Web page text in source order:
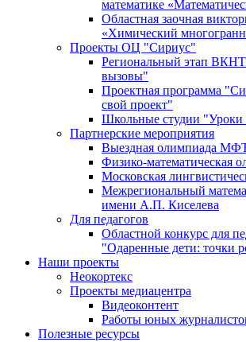
математике
Областная заочная
«Химический
Проекты ОЦ "Сириус"
Региональный этап
вызовы"
Проектная программа
свой проект"
Школьные студии "Уроки
Партнерские мероприятия
Выездная олимпиада
Физико-математическая
Московская
Межрегиональный
имени А.П. Киселева
Для педагогов
Областной конкурс для
"Одаренные дети: точки
Наши проекты
Неокортекс
Проекты медиацентра
Видеоконтент
Работы юных
Полезные ресурсы